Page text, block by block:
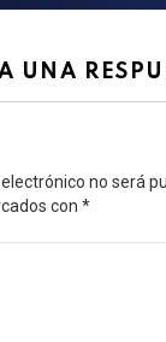
UNA
no será
con *